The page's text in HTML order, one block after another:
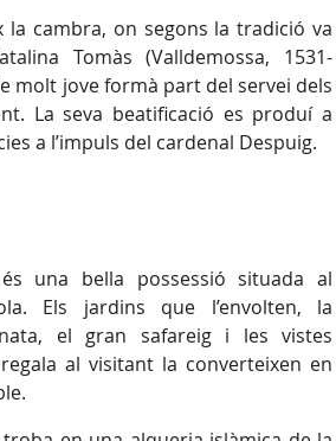
cambra, on segons la tradició va
Tomàs (Valldemossa, 1531-
molt jove formà part del servei dels
La seva beatificació es produí a
a l’impuls del cardenal Despuig.
una bella possessió situada al
Els jardins que l’envolten, la
el gran safareig i les vistes
al visitant la converteixen en